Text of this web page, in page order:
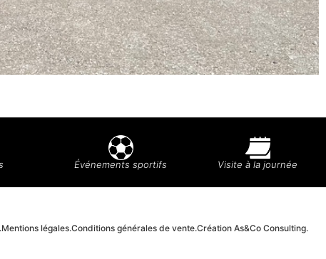
Événements sportifs Visite à la journée
Mentions légales.Conditions générales de vente.Création As&Co Consulting.